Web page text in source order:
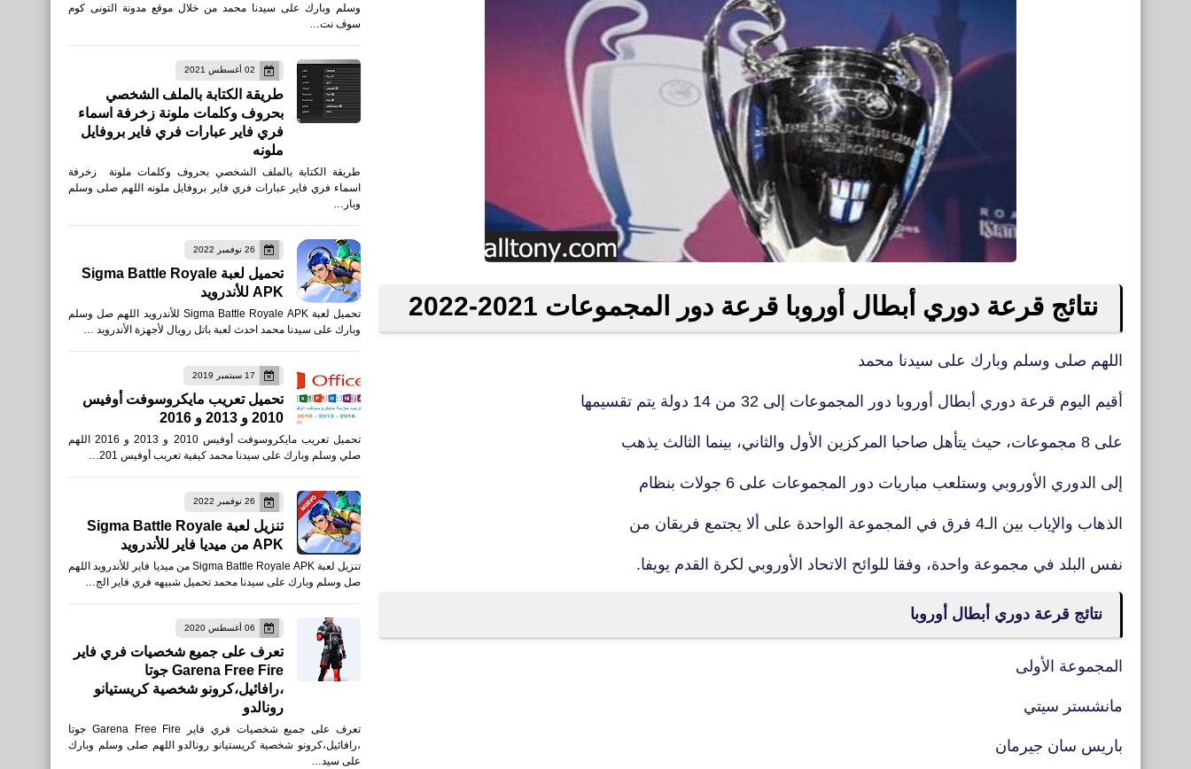
نتائج قرعة دوري أبطال أوروبا قرعة دور المجموعات 2021-2022
اللهم صلى وسلم وبارك على سيدنا محمد
أقيم اليوم قرعة دوري أبطال أوروبا دور المجموعات إلى 32 من 14 دولة يتم تقسيمها
على 8 مجموعات، حيث يتأهل صاحبا المركزين الأول والثاني، بينما الثالث يذهب
إلى الدوري الأوروبي وستلعب مباريات دور المجموعات على 6 جولات بنظام
الذهاب والإياب بين الـ4 فرق في المجموعة الواحدة على ألا يجتمع فريقان من
نفس البلد في مجموعة واحدة، وفقا للوائح الاتحاد الأوروبي لكرة القدم يويفا.
نتائج قرعة دوري أبطال أوروبا
المجموعة الأولى
مانشستر سيتي
باريس سان جيرمان
وسلم وبارك على سيدنا محمد من خلال موقع مدونة التونى كوم
سوف نت…
02 أغسطس 2021
طريقة الكتابة بالملف الشخصي
بحروف وكلمات ملونة زخرفة اسماء
فري فاير عبارات فري فاير بروفايل
ملونه
طريقة الكتابة بالملف الشخصي بحروف وكلمات ملونة زخرفة
اسماء فري فاير عبارات فري فاير بروفايل ملونه اللهم صلى وسلم
وبار…
26 نوفمبر 2022
تحميل لعبة Sigma Battle Royale
APK للأندرويد
تحميل لعبة Sigma Battle Royale APK للأندرويد اللهم صل وسلم
وبارك على سيدنا محمد احدث لعبة باتل رويال لأجهزة الأندرويد …
17 سبتمبر 2019
تحميل تعريب مايكروسوفت أوفيس
2010 و 2013 و 2016
تحميل تعريب مايكروسوفت أوفيس 2010 و 2013 و 2016 اللهم
صلي وسلم وبارك على سيدنا محمد كيفية تعريب أوفيس 201…
26 نوفمبر 2022
تنزيل لعبة Sigma Battle Royale
APK من ميديا فاير للأندرويد
تنزيل لعبة Sigma Battle Royale APK من ميديا فاير للأندرويد اللهم
صل وسلم وبارك على سيدنا محمد تحميل شبيهه فري فاير الج…
06 أغسطس 2020
تعرف على جميع شخصيات فري فاير
Garena Free Fire جوتا
،رافائيل،كرونو شخصية كريستيانو
رونالدو
تعرف على جميع شخصيات فري فاير Garena Free Fire جوتا
،رافائيل،كرونو شخصية كريستيانو رونالدو اللهم صلى وسلم وبارك
على سيد…